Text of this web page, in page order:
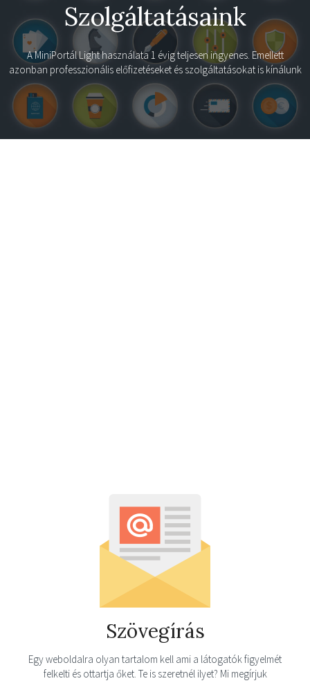
Szolgáltatásaink
AMiniPortál Lighthasználata 1 évig teljesen ingyenes. Emellett
azonban professzionális előfizetéseket és szolgáltatásokat is kínálunk
Szövegírás
Egy weboldalra olyan tartalom kell ami a látogatók figyelmét
felkelti és ottartja őket. Te is szeretnél ilyet? Mi megírjuk